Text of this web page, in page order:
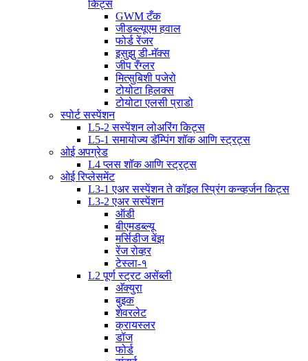
किट्स
GWM टँक
जीडब्ल्यूएम हवाल
फोर्ड रेंजर
इसुझु डी-मॅक्स
जीप रँग्लर
मित्सुबिशी पजेरो
टोयोटा हिलक्स
टोयोटा एलसी प्राडो
स्पोर्ट सस्पेंशन
L5-2 सस्पेंशन लोअरिंग किट्स
L5-1 समायोज्य डॅम्पिंग शॉक आणि स्ट्रट्स
ओई अपग्रेड
L4 प्लस शॉक आणि स्ट्रट्स
ओई रिप्लेसमेंट
L3-1 एअर सस्पेंशन ते कॉइल स्प्रिंग कन्व्हर्जन किट्स
L3-2 एअर सस्पेंशन
ऑडी
बीएमडब्ल्यू
मर्सिडीज बेंझ
रेंज रोव्हर
टेस्ला-१
L2 पूर्ण स्ट्रट असेंब्ली
अ‍ॅक्युरा
बुइक
शेवरलेट
क्रायस्लर
डॉज
फोर्ड